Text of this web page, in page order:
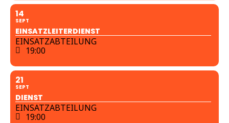
14
SEPT
EINSATZLEITERDIENST
EINSATZABTEILUNG
19:00
21
SEPT
DIENST
EINSATZABTEILUNG
19:00